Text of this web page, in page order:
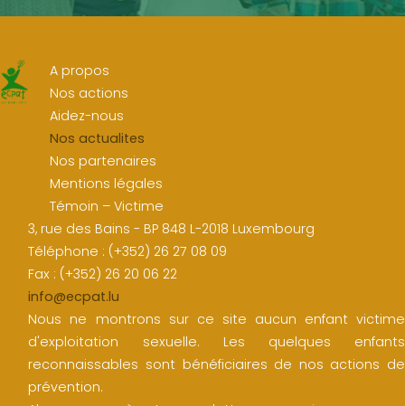
A propos
Nos actions
Aidez-nous
Nos actualites
Nos partenaires
Mentions légales
Témoin – Victime
3, rue des Bains - BP 848 L-2018 Luxembourg
Téléphone : (+352) 26 27 08 09
Fax : (+352) 26 20 06 22
info@ecpat.lu
Nous ne montrons sur ce site aucun enfant victime
d'exploitation sexuelle. Les quelques enfants
reconnaissables sont bénéficiaires de nos actions de
prévention.